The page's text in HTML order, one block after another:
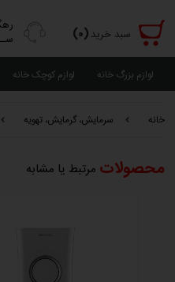
سبد خرید(٠)
لوازم بزرگ خانه لوازم کوچک خانه
خانه سرمایش، گرمایش، تهویه
محصولات مرتبط یا مشابه